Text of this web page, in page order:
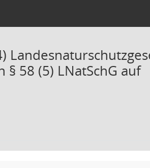
58 (5) LNatSchG auf